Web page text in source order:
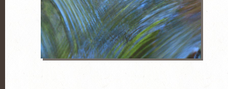
Hommage an Bloßfeldt
Aktzeichnungen
FOTOGRAFIE